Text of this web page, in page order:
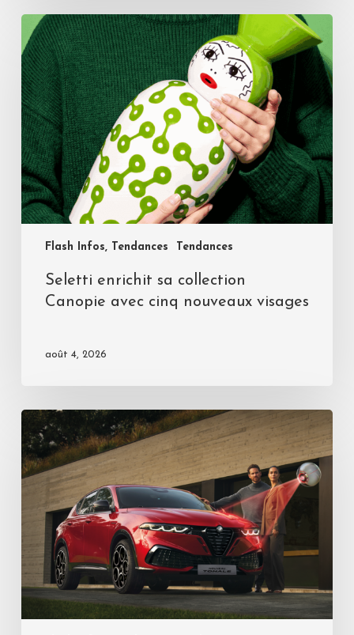
Flash Infos, Tendances Tendances
Seletti enrichit sa collection
Canopie avec cinq nouveaux visages
août 4, 2026